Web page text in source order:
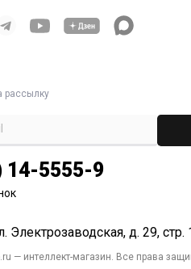
рассылку
14-5555-9
Электрозаводская, д. 29, стр.
— интеллект-магазин. Все права